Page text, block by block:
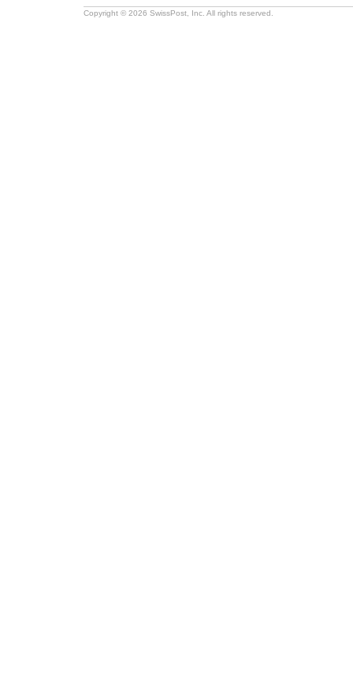
Copyright © 2026 SwissPost, Inc. All rights reserved.